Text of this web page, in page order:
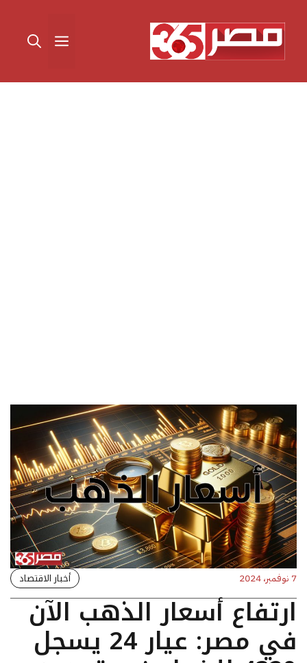
المحتوى القائمة
7 نوفمبر، 2024 أخبار الاقتصاد
ارتفاع أسعار الذهب الآن
في مصر: عيار 24 يسجل